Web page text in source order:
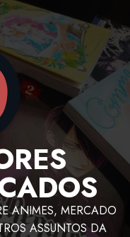
ANIMES, MERCADO
ASSUNTOS DA